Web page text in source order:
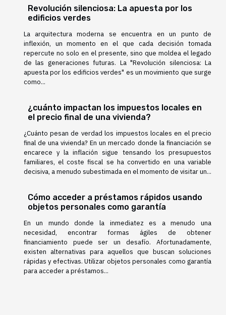
Revolución silenciosa: La apuesta por los
edificios verdes
La arquitectura moderna se encuentra en un punto de
inflexión, un momento en el que cada decisión tomada
repercute no solo en el presente, sino que moldea el legado
de las generaciones futuras. La "Revolución silenciosa: La
apuesta por los edificios verdes" es un movimiento que surge
como...
¿cuánto impactan los impuestos locales en
el precio final de una vivienda?
¿Cuánto pesan de verdad los impuestos locales en el precio
final de una vivienda? En un mercado donde la financiación se
encarece y la inflación sigue tensando los presupuestos
familiares, el coste fiscal se ha convertido en una variable
decisiva, a menudo subestimada en el momento de visitar un...
Cómo acceder a préstamos rápidos usando
objetos personales como garantía
En un mundo donde la inmediatez es a menudo una
necesidad, encontrar formas ágiles de obtener
financiamiento puede ser un desafío. Afortunadamente,
existen alternativas para aquellos que buscan soluciones
rápidas y efectivas. Utilizar objetos personales como garantía
para acceder a préstamos...